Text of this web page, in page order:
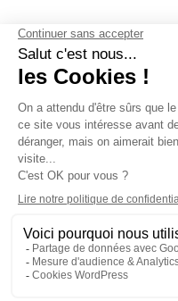
Contactez-nous-
confidentialité-Gestion des